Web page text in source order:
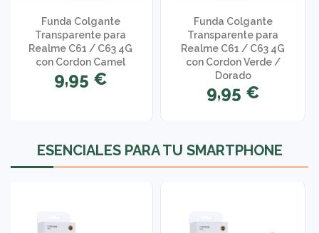
Funda Colgante
Transparente para
Realme C61 / C63 4G
con Cordon Camel
9,95 €
Funda Colgante
Transparente para
Realme C61 / C63 4G
con Cordon Verde /
Dorado
9,95 €
ESENCIALES PARA TU SMARTPHONE